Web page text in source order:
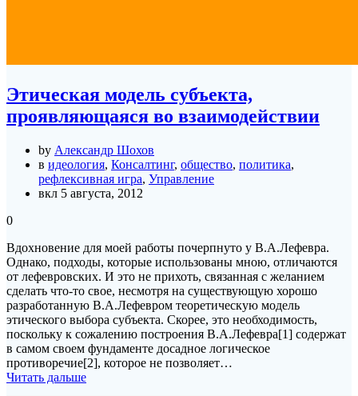
Этическая модель субъекта,
проявляющаяся во взаимодействии
by Александр Шохов
в идеология, Консалтинг, общество, политика,
рефлексивная игра, Управление
вкл 5 августа, 2012
0
Вдохновение для моей работы почерпнуто у В.А.Лефевра.
Однако, подходы, которые использованы мною, отличаются
от лефевровских. И это не прихоть, связанная с желанием
сделать что-то свое, несмотря на существующую хорошо
разработанную В.А.Лефевром теоретическую модель
этического выбора субъекта. Скорее, это необходимость,
поскольку к сожалению построения В.А.Лефевра[1] содержат
в самом своем фундаменте досадное логическое
противоречие[2], которое не позволяет…
Читать дальше